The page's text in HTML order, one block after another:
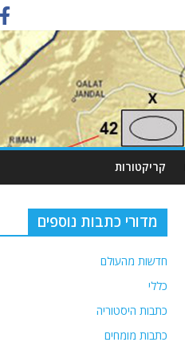
קריקטורות
מדורי כתבות נוספים
חדשות מהעולם
כללי
כתבות היסטוריה
כתבות מומחים